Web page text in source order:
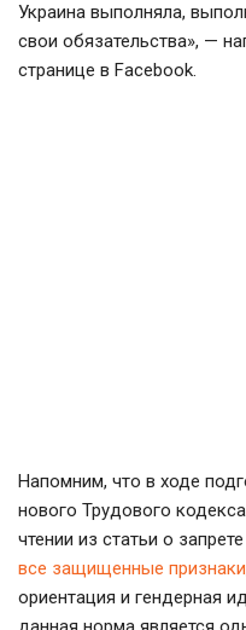
Украина выполняла,
свои обязательства», —
странице в Facebook.
Напомним, что в ходе
нового Трудового
чтении из статьи о
все защищенные признаки
ориентация и гендерная